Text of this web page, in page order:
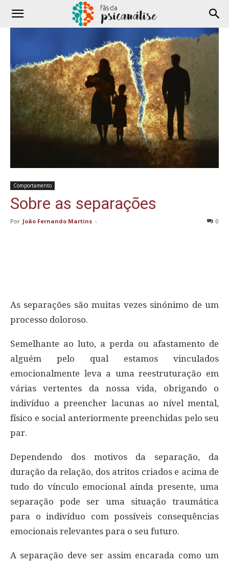
Comportamento
Sobre as separações
Por João Fernando Martins - 0
As separações são muitas vezes sinónimo de um
processo doloroso.
Semelhante ao luto, a perda ou afastamento de
alguém pelo qual estamos vinculados
emocionalmente leva a uma reestruturação em
várias vertentes da nossa vida, obrigando o
indivíduo a preencher lacunas ao nível mental,
físico e social anteriormente preenchidas pelo seu
par.
Dependendo dos motivos da separação, da
duração da relação, dos atritos criados e acima de
tudo do vínculo emocional ainda presente, uma
separação pode ser uma situação traumática
para o indivíduo com possíveis consequências
emocionais relevantes para o seu futuro.
A separação deve ser assim encarada como um